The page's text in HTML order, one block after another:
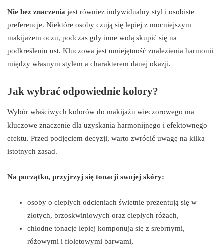
Nie bez znaczenia jest również indywidualny styl i osobiste
preferencje. Niektóre osoby czują się lepiej z mocniejszym
makijażem oczu, podczas gdy inne wolą skupić się na
podkreśleniu ust. Kluczowa jest umiejętność znalezienia harmonii
między własnym stylem a charakterem danej okazji.
Jak wybrać odpowiednie kolory?
Wybór właściwych kolorów do makijażu wieczorowego ma
kluczowe znaczenie dla uzyskania harmonijnego i efektownego
efektu. Przed podjęciem decyzji, warto zwrócić uwagę na kilka
istotnych zasad.
Na początku, przyjrzyj się tonacji swojej skóry:
osoby o ciepłych odcieniach świetnie prezentują się w
złotych, brzoskwiniowych oraz ciepłych różach,
chłodne tonacje lepiej komponują się z srebrnymi,
różowymi i fioletowymi barwami,